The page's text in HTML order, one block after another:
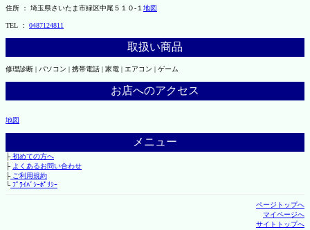
住所 ： 埼玉県さいたま市緑区中尾５１０-１ 地図
TEL ： 0487124811
取扱い商品
修理診断 | パソコン | 携帯電話 | 家電 | エアコン | ゲーム
お店へのアクセス
地図
メニュー
├初めての方へ
├ よくあるお問い合わせ
├ご利用規約
└ﾌﾟﾗｲﾊﾞｼｰﾎﾟﾘｼｰ
ページトップへ
マイページへ
サイトトップへ